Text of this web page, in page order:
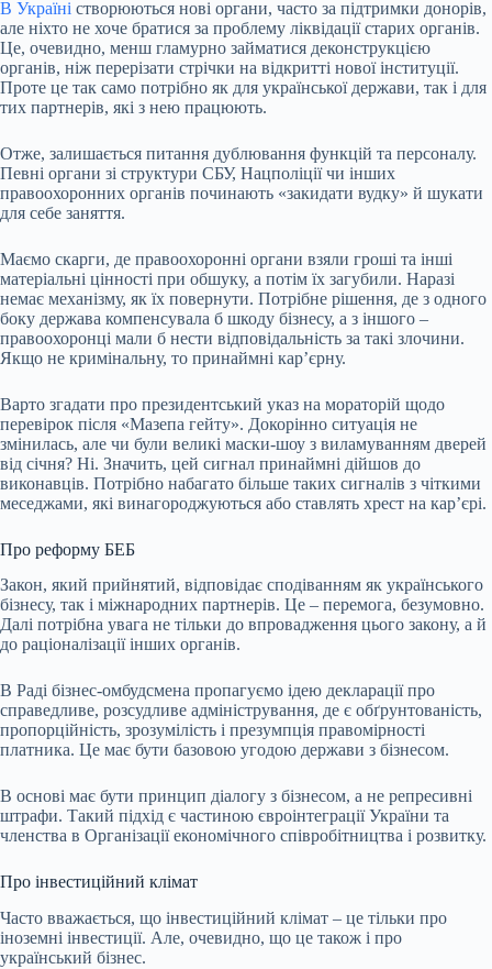
В Україні створюються нові органи, часто за підтримки донорів,
але ніхто не хоче братися за проблему ліквідації старих органів.
Це, очевидно, менш гламурно займатися деконструкцією
органів, ніж перерізати стрічки на відкритті нової інституції.
Проте це так само потрібно як для української держави, так і для
тих партнерів, які з нею працюють.
Отже, залишається питання дублювання функцій та персоналу.
Певні органи зі структури СБУ, Нацполіції чи інших
правоохоронних органів починають «закидати вудку» й шукати
для себе заняття.
Маємо скарги, де правоохоронні органи взяли гроші та інші
матеріальні цінності при обшуку, а потім їх загубили. Наразі
немає механізму, як їх повернути. Потрібне рішення, де з одного
боку держава компенсувала б шкоду бізнесу, а з іншого –
правоохоронці мали б нести відповідальність за такі злочини.
Якщо не кримінальну, то принаймні карʼєрну.
Варто згадати про президентський указ на мораторій щодо
перевірок після «Мазепа гейту». Докорінно ситуація не
змінилась, але чи були великі маски-шоу з виламуванням дверей
від січня? Ні. Значить, цей сигнал принаймні дійшов до
виконавців. Потрібно набагато більше таких сигналів з чіткими
меседжами, які винагороджуються або ставлять хрест на карʼєрі.
Про реформу БЕБ
Закон, який прийнятий, відповідає сподіванням як українського
бізнесу, так і міжнародних партнерів. Це – перемога, безумовно.
Далі потрібна увага не тільки до впровадження цього закону, а й
до раціоналізації інших органів.
В Раді бізнес-омбудсмена пропагуємо ідею декларації про
справедливе, розсудливе адміністрування, де є обґрунтованість,
пропорційність, зрозумілість і презумпція правомірності
платника. Це має бути базовою угодою держави з бізнесом.
В основі має бути принцип діалогу з бізнесом, а не репресивні
штрафи. Такий підхід є частиною євроінтеграції України та
членства в Організації економічного співробітництва і розвитку.
Про інвестиційний клімат
Часто вважається, що інвестиційний клімат – це тільки про
іноземні інвестиції. Але, очевидно, що це також і про
український бізнес.